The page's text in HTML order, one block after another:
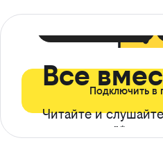
Все
Читайте и
ограничений*
Подключить в